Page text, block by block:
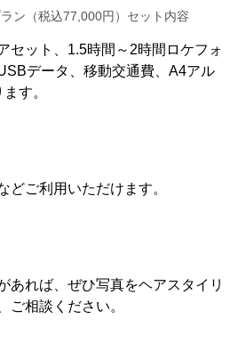
ン（税込77,000円）セット内容
セット、1.5時間～2時間ロケフォ
データ、移動交通費、A4アル
す。
どご利用いただけます。
あれば、ぜひ写真をヘアスタイリ
ご相談ください。